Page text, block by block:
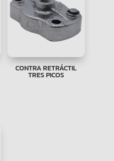
CONTRA RETRÁCTIL
TRES PICOS